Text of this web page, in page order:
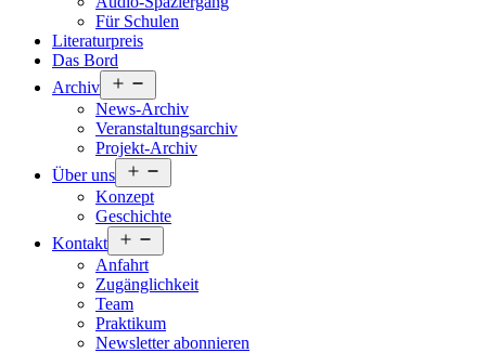
Für Schulen
Literaturpreis
Das Bord
Archiv
öffnen
News-Archiv
Veranstaltungsarchiv
Projekt-Archiv
Über uns
öffnen
Konzept
Geschichte
Kontakt
öffnen
Anfahrt
Zugänglichkeit
Team
Praktikum
Newsletter abonnieren